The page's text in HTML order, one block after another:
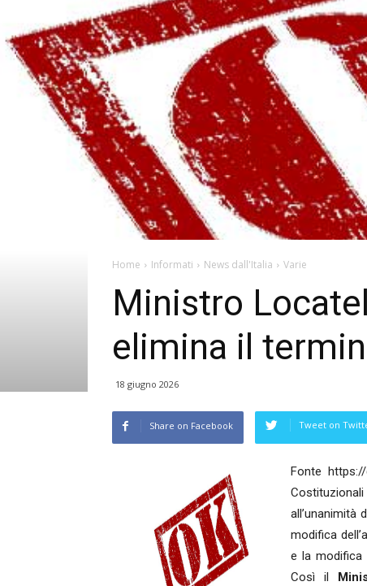
Home Informati News dall'Italia Varie
Ministro
elimina il
18 giugno 2026
Share on Facebook Tweet on
Fonte
all’unanimità
modifica
e la modifica
Così il